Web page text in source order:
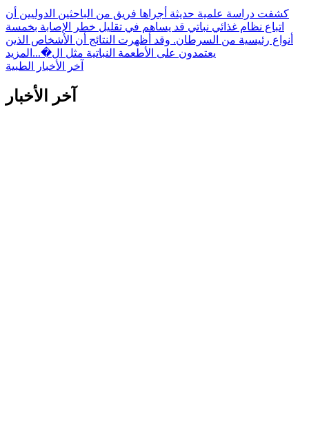
كشفت دراسة علمية حديثة أجراها فريق من الباحثين الدوليين أن
اتباع نظام غذائي نباتي قد يساهم في تقليل خطر الإصابة بخمسة
أنواع رئيسية من السرطان. وقد أظهرت النتائج أن الأشخاص الذين
يعتمدون على الأطعمة النباتية مثل ال�... المزيد
آخر الأخبار الطبية
آخر الأخبار